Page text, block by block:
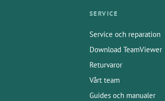
SERVICE
Service och reparation
Download TeamViewer
Returvaror
Vårt team
Guides och manualer